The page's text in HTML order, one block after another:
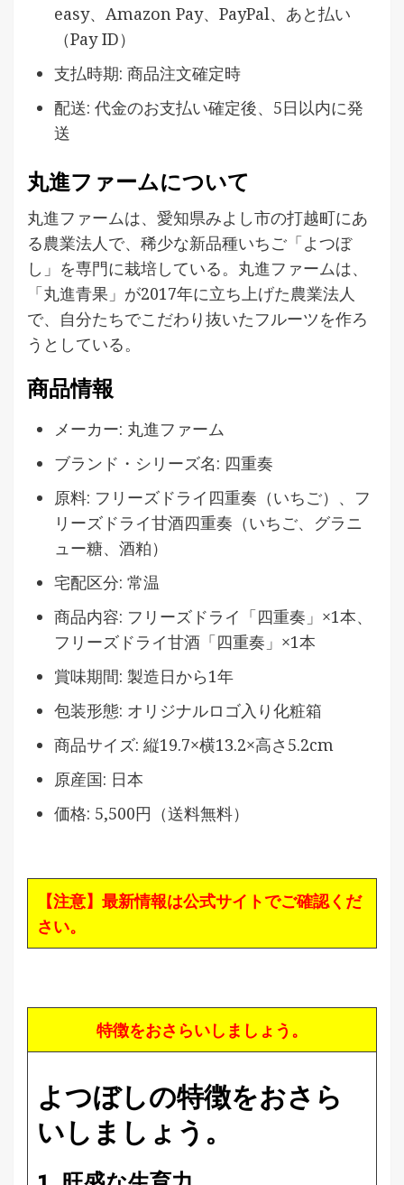
easy、Amazon Pay、PayPal、あと払い
（Pay ID）
支払時期: 商品注文確定時
配送: 代金のお支払い確定後、5日以内に発
送
丸進ファームについて
丸進ファームは、愛知県みよし市の打越町にあ
る農業法人で、稀少な新品種いちご「よつぼ
し」を専門に栽培している。丸進ファームは、
「丸進青果」が2017年に立ち上げた農業法人
で、自分たちでこだわり抜いたフルーツを作ろ
うとしている。
商品情報
メーカー: 丸進ファーム
ブランド・シリーズ名: 四重奏
原料: フリーズドライ四重奏（いちご）、フ
リーズドライ甘酒四重奏（いちご、グラニ
ュー糖、酒粕）
宅配区分: 常温
商品内容: フリーズドライ「四重奏」×1本、
フリーズドライ甘酒「四重奏」×1本
賞味期間: 製造日から1年
包装形態: オリジナルロゴ入り化粧箱
商品サイズ: 縦19.7×横13.2×高さ5.2cm
原産国: 日本
価格: 5,500円（送料無料）
【注意】最新情報は公式サイトでご確認くだ
さい。
特徴をおさらいしましょう。
よつぼしの特徴をおさら
いしましょう。